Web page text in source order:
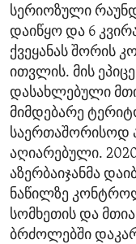
სერიოზული
დაიწყო და 6
ქვეყანას შორის
ითვლის. მის
დასახლებული
მიმდებარე
საერთაშორისოდ
აღიარებული.
აზერბაიჯანმა
ნაწილზე
სომხეთის და
ბრძოლებში